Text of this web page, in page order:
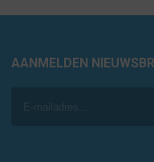
AANMELDEN